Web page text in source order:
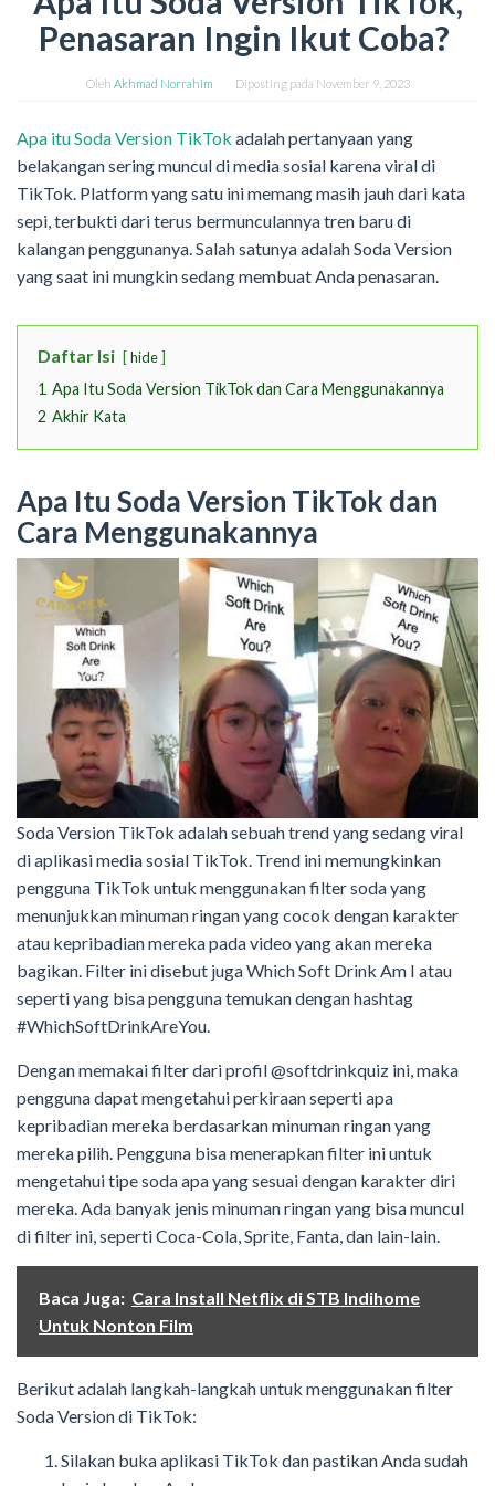
Penasaran Ingin Ikut Coba?
Oleh Akhmad Norrahim Diposting pada November 9, 2023
Apa itu Soda Version TikTok adalah pertanyaan yang
belakangan sering muncul di media sosial karena viral di
TikTok. Platform yang satu ini memang masih jauh dari kata
sepi, terbukti dari terus bermunculannya tren baru di
kalangan penggunanya. Salah satunya adalah Soda Version
yang saat ini mungkin sedang membuat Anda penasaran.
Daftar Isi hide
1 Apa Itu Soda Version TikTok dan Cara Menggunakannya
2 Akhir Kata
Apa Itu Soda Version TikTok dan
Cara Menggunakannya
Soda Version TikTok adalah sebuah trend yang sedang viral
di aplikasi media sosial TikTok. Trend ini memungkinkan
pengguna TikTok untuk menggunakan filter soda yang
menunjukkan minuman ringan yang cocok dengan karakter
atau kepribadian mereka pada video yang akan mereka
bagikan. Filter ini disebut juga Which Soft Drink Am I atau
seperti yang bisa pengguna temukan dengan hashtag
#WhichSoftDrinkAreYou.
Dengan memakai filter dari profil @softdrinkquiz ini, maka
pengguna dapat mengetahui perkiraan seperti apa
kepribadian mereka berdasarkan minuman ringan yang
mereka pilih. Pengguna bisa menerapkan filter ini untuk
mengetahui tipe soda apa yang sesuai dengan karakter diri
mereka. Ada banyak jenis minuman ringan yang bisa muncul
di filter ini, seperti Coca-Cola, Sprite, Fanta, dan lain-lain.
Baca Juga: Cara Install Netflix di STB Indihome
Untuk Nonton Film
Berikut adalah langkah-langkah untuk menggunakan filter
Soda Version di TikTok:
Silakan buka aplikasi TikTok dan pastikan Anda sudah